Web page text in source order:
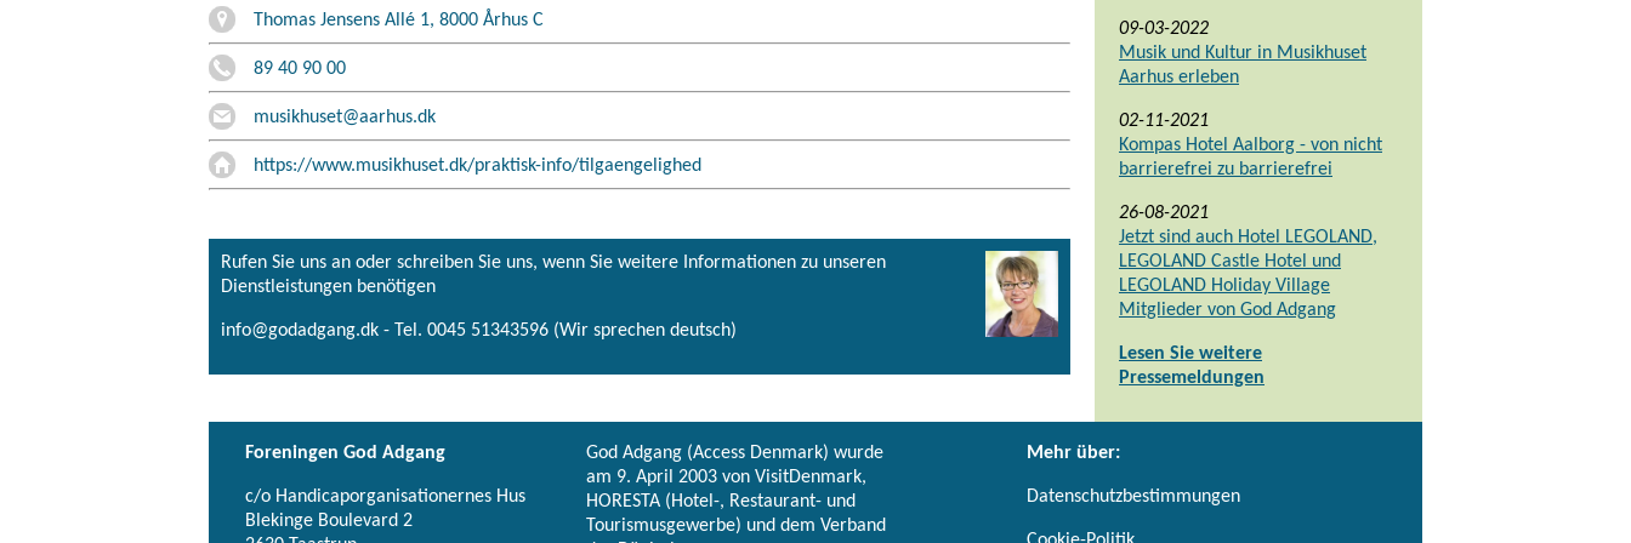
Thomas Jensens Allé 1, 8000 Århus C
89 40 90 00
musikhuset@aarhus.dk
https://www.musikhuset.dk/praktisk-info/tilgaengelighed
Rufen Sie uns an oder schreiben Sie uns, wenn Sie weitere Informationen zu unseren
Dienstleistungen benötigen
info@godadgang.dk - Tel. 0045 51343596 (Wir sprechen deutsch)
09-03-2022
Musik und Kultur in Musikhuset
Aarhus erleben
02-11-2021
Kompas Hotel Aalborg - von nicht
barrierefrei zu barrierefrei
26-08-2021
Jetzt sind auch Hotel LEGOLAND,
LEGOLAND Castle Hotel und
LEGOLAND Holiday Village
Mitglieder von God Adgang
Lesen Sie weitere
Pressemeldungen
Foreningen God Adgang
c/o Handicaporganisationernes Hus
Blekinge Boulevard 2
God Adgang (Access Denmark) wurde
am 9. April 2003 von VisitDenmark,
HORESTA (Hotel-, Restaurant- und
Tourismusgewerbe) und dem Verband
Mehr über:
Datenschutzbestimmungen